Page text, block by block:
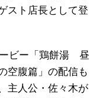
スト店長として登
ービー「鶏餅湯 昼
空腹篇」の配信も
主人公・佐々木が